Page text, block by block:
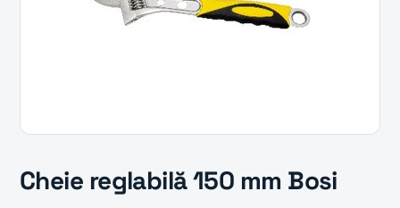
Cheie reglabilă 150 mm Bosi